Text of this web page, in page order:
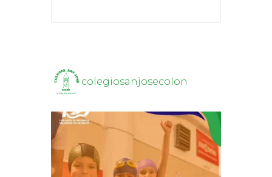
colegiosanjosecolon